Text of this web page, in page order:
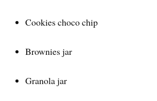
Cookies choco chip
Brownies jar
Granola jar